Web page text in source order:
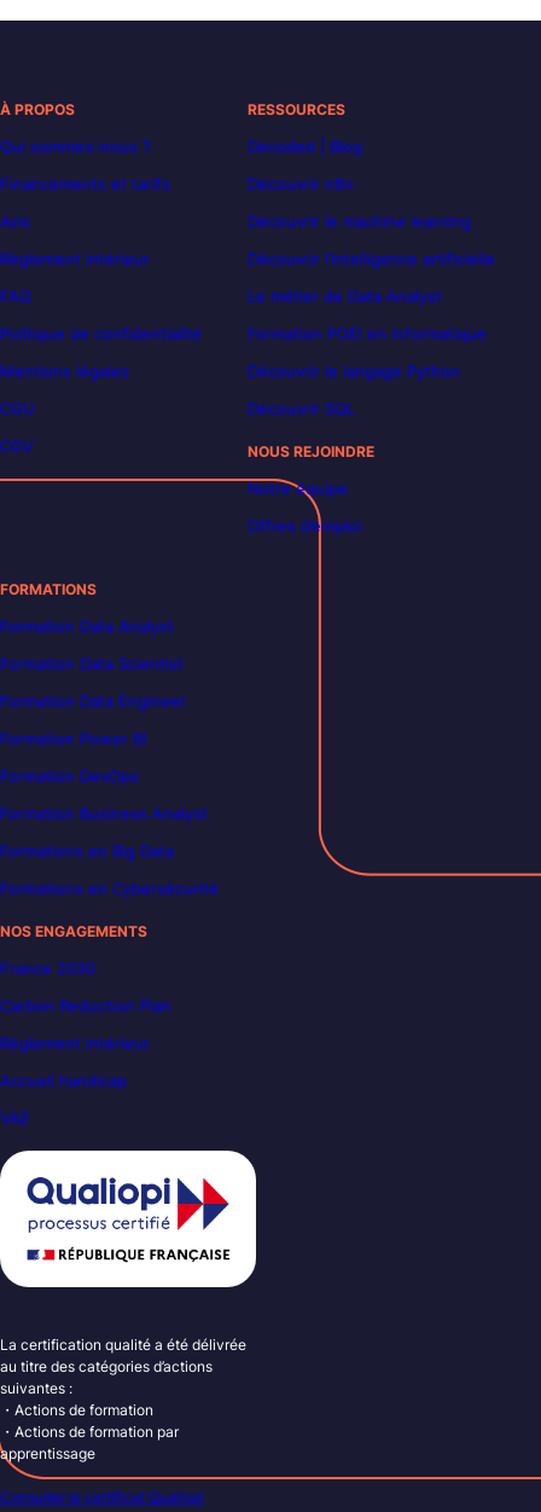
À PROPOS
Qui sommes-nous ?
Financements et tarifs
Avis
Règlement intérieur
FAQ
Politique de confidentialité
Mentions légales
CGU
CGV
RESSOURCES
Decoded | Blog
Découvrir n8n
Découvrir le machine learning
Découvrir l’intelligence artificielle
Le métier de Data Analyst
Formation POEI en informatique
Découvrir le langage Python
Découvrir SQL
NOUS REJOINDRE
Notre équipe
Offres d’emploi
FORMATIONS
Formation Data Analyst
Formation Data Scientist
Formation Data Engineer
Formation Power BI
Formation DevOps
Formation Business Analyst
Formations en Big Data
Formations en Cybersécurité
NOS ENGAGEMENTS
France 2030
Carbon Reduction Plan
Règlement intérieur
Accueil handicap
VAE
La certification qualité a été délivrée
au titre des catégories d’actions
suivantes :
・Actions de formation
・Actions de formation par
apprentissage
Consulter le certificat Qualiopi